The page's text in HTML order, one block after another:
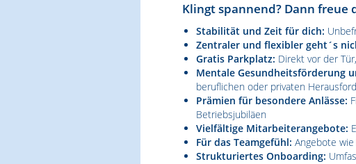
Klingt spannend? Dann freue
Stabilität und Zeit für dich:
Zentraler und flexibler geht´s
Gratis Parkplatz: Direkt vor der
Mentale Gesundheitsförderung
beruflichen oder privaten
Prämien für besondere Anlässe:
Betriebsjubiläen
Vielfältige Mitarbeiterangebote:
Für das Teamgefühl: Angebote
Strukturiertes Onboarding: